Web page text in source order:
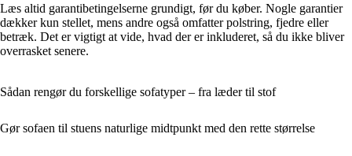
Læs altid garantibetingelserne grundigt, før du køber. Nogle garantier
dækker kun stellet, mens andre også omfatter polstring, fjedre eller
betræk. Det er vigtigt at vide, hvad der er inkluderet, så du ikke bliver
overrasket senere.
Sådan rengør du forskellige sofatyper – fra læder til stof
Gør sofaen til stuens naturlige midtpunkt med den rette størrelse